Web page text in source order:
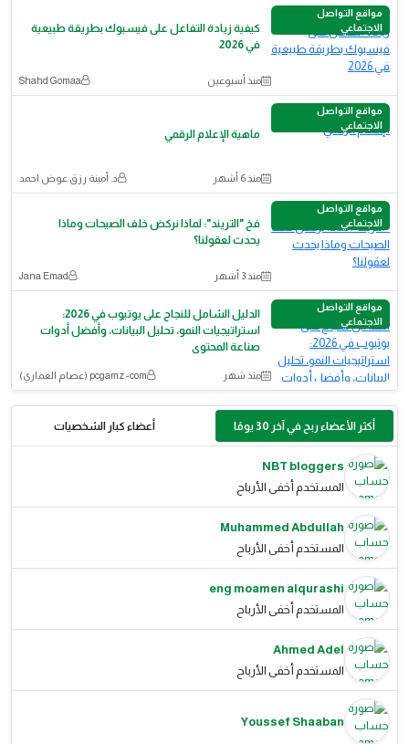
مواقع التواصل
الاجتماعي
كيفية زيادة التفاعل على فيسبوك بطريقة طبيعية
في 2026
منذ أسبوعين Shahd Gomaa
مواقع التواصل
الاجتماعي
ماهية الإعلام الرقمي
منذ 6 أشهر د. أمينة رزق عوض احمد
مواقع التواصل
الاجتماعي
فخ "التريند": لماذا نركض خلف الصيحات وماذا
يحدث لعقولنا؟
منذ 3 أشهر Jana Emad
مواقع التواصل
الاجتماعي
الدليل الشامل للنجاح على يوتيوب في 2026:
استراتيجيات النمو، تحليل البيانات، وأفضل أدوات
صناعة المحتوى
منذ شهر pcgamz -com (‫عصام العماري‬‎)
أكثر الأعضاء ربح في آخر 30 يومًا أعضاء كبار الشخصيات
NBT bloggers
المستخدم أخفى الأرباح
Muhammed Abdullah
المستخدم أخفى الأرباح
eng moamen alqurashi
المستخدم أخفى الأرباح
Ahmed Adel
المستخدم أخفى الأرباح
Youssef Shaaban